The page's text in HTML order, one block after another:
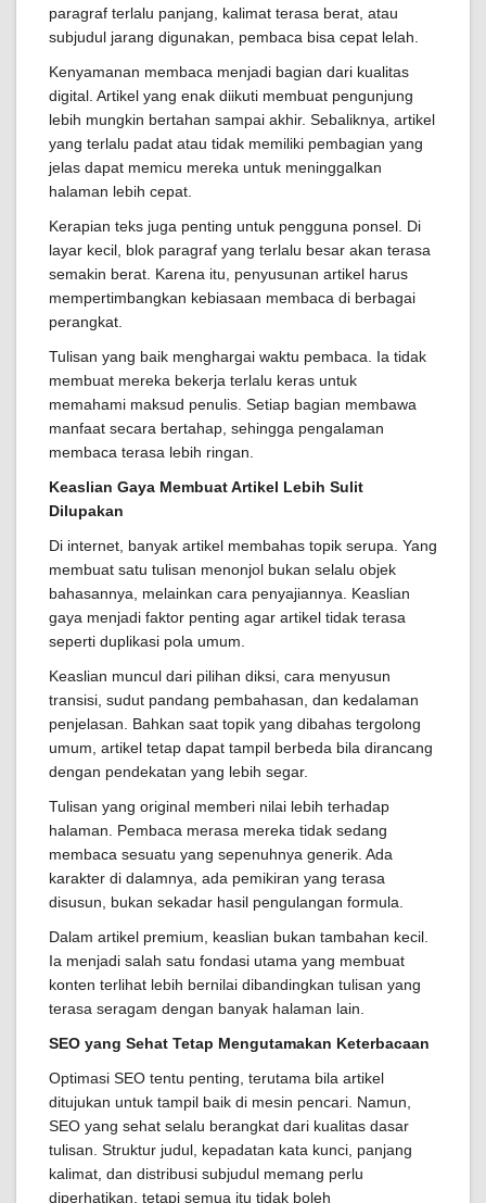
paragraf terlalu panjang, kalimat terasa berat, atau
subjudul jarang digunakan, pembaca bisa cepat lelah.
Kenyamanan membaca menjadi bagian dari kualitas
digital. Artikel yang enak diikuti membuat pengunjung
lebih mungkin bertahan sampai akhir. Sebaliknya, artikel
yang terlalu padat atau tidak memiliki pembagian yang
jelas dapat memicu mereka untuk meninggalkan
halaman lebih cepat.
Kerapian teks juga penting untuk pengguna ponsel. Di
layar kecil, blok paragraf yang terlalu besar akan terasa
semakin berat. Karena itu, penyusunan artikel harus
mempertimbangkan kebiasaan membaca di berbagai
perangkat.
Tulisan yang baik menghargai waktu pembaca. Ia tidak
membuat mereka bekerja terlalu keras untuk
memahami maksud penulis. Setiap bagian membawa
manfaat secara bertahap, sehingga pengalaman
membaca terasa lebih ringan.
Keaslian Gaya Membuat Artikel Lebih Sulit
Dilupakan
Di internet, banyak artikel membahas topik serupa. Yang
membuat satu tulisan menonjol bukan selalu objek
bahasannya, melainkan cara penyajiannya. Keaslian
gaya menjadi faktor penting agar artikel tidak terasa
seperti duplikasi pola umum.
Keaslian muncul dari pilihan diksi, cara menyusun
transisi, sudut pandang pembahasan, dan kedalaman
penjelasan. Bahkan saat topik yang dibahas tergolong
umum, artikel tetap dapat tampil berbeda bila dirancang
dengan pendekatan yang lebih segar.
Tulisan yang original memberi nilai lebih terhadap
halaman. Pembaca merasa mereka tidak sedang
membaca sesuatu yang sepenuhnya generik. Ada
karakter di dalamnya, ada pemikiran yang terasa
disusun, bukan sekadar hasil pengulangan formula.
Dalam artikel premium, keaslian bukan tambahan kecil.
Ia menjadi salah satu fondasi utama yang membuat
konten terlihat lebih bernilai dibandingkan tulisan yang
terasa seragam dengan banyak halaman lain.
SEO yang Sehat Tetap Mengutamakan Keterbacaan
Optimasi SEO tentu penting, terutama bila artikel
ditujukan untuk tampil baik di mesin pencari. Namun,
SEO yang sehat selalu berangkat dari kualitas dasar
tulisan. Struktur judul, kepadatan kata kunci, panjang
kalimat, dan distribusi subjudul memang perlu
diperhatikan, tetapi semua itu tidak boleh